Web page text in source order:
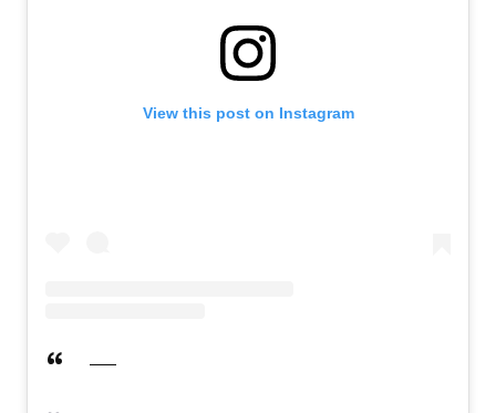
View this post on Instagram